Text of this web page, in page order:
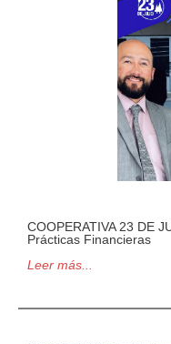
COOPERATIVA 23 DE
Prácticas Financieras
Leer más...